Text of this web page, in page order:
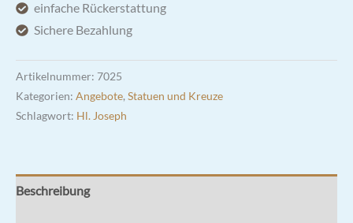
Menge
einfache Rückerstattung
Sichere Bezahlung
Artikelnummer: 7025
Kategorien: Angebote, Statuen und Kreuze
Schlagwort: Hl. Joseph
Beschreibung